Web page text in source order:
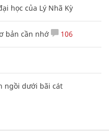
học của Lý Nhã Kỳ
bản cần nhớ 106
ngồi dưới bãi cát